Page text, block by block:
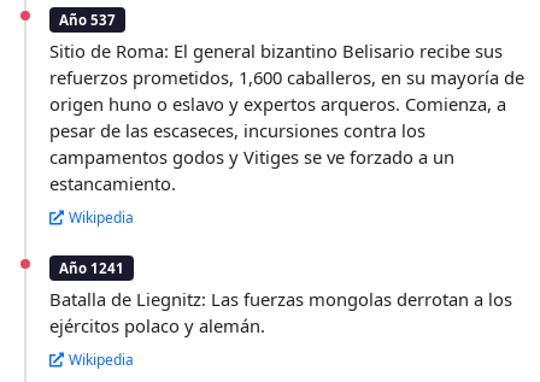
Año 537
Sitio de Roma: El general bizantino Belisario recibe sus
refuerzos prometidos, 1,600 caballeros, en su mayoría de
origen huno o eslavo y expertos arqueros. Comienza, a
pesar de las escaseces, incursiones contra los
campamentos godos y Vitiges se ve forzado a un
estancamiento.
Wikipedia
Año 1241
Batalla de Liegnitz: Las fuerzas mongolas derrotan a los
ejércitos polaco y alemán.
Wikipedia